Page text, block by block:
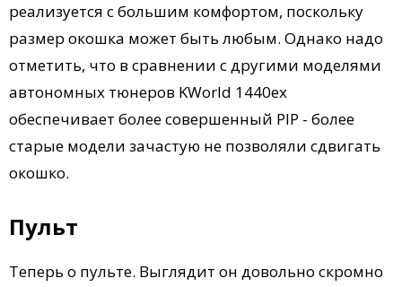
реализуется с большим комфортом, поскольку
размер окошка может быть любым. Однако надо
отметить, что в сравнении с другими моделями
автономных тюнеров KWorld 1440ex
обеспечивает более совершенный PIP - более
старые модели зачастую не позволяли сдвигать
окошко.
Пульт
Теперь о пульте. Выглядит он довольно скромно